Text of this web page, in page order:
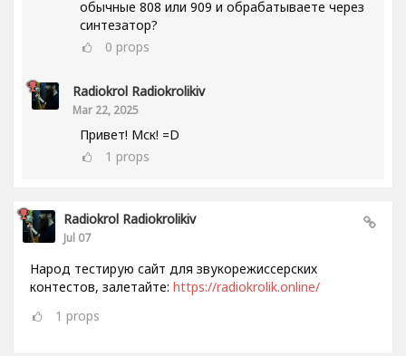
обычные 808 или 909 и обрабатываете через
синтезатор?
0 props
Radiokrol Radiokrolikiv
Mar 22, 2025
Привет! Мск! =D
1 props
Radiokrol Radiokrolikiv
Jul 07
Народ тестирую сайт для звукорежиссерских
контестов, залетайте: https://radiokrolik.online/
1 props